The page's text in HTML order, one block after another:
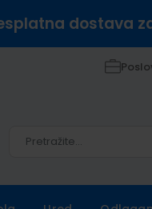
dostava